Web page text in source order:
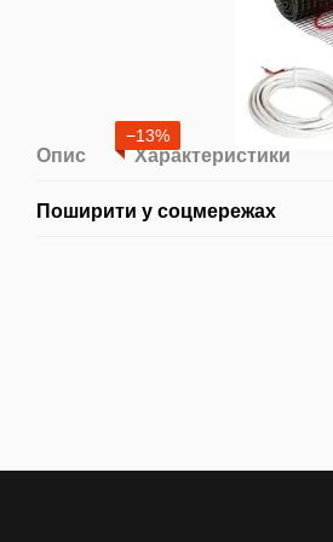
−13%
Опис Характеристики
Поширити у соцмережах